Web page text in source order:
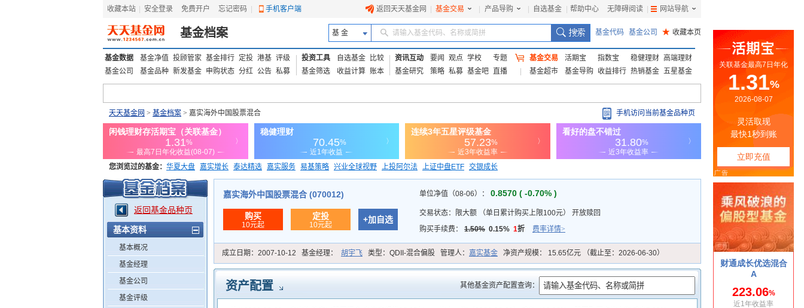
收藏本站 安全登录 免费开户 忘记密码 手机客户端 返回天天基金网 基金交易 产品导购 自选基金 帮助中心 无障碍阅读 网站导航
基金档案 基 金 请输入基金代码、名称或简拼 基金代码 基金公司 ★ 收藏本页
基金数据 基金净值 投顾管家 基金排行 定投 港基 评级
基金公司
基金品种 新发基金 申购状态 分红 公告 私募
投资工具 自选基金
比较
基金筛选
收益计算 账本
资讯互动 要闻 观点 学校
专题
基金研究
策略 私募 基金吧 直播
基金交易 活期宝 指数宝 稳健理财 高端理财
基金超市
基金导购 收益排行 热销基金 五星基金
天天基金网 > 基金档案 > 嘉实海外中国股票混合 手机访问当前基金品种页
您浏览过的基金： 华夏大盘 嘉实增长 泰达精选 嘉实服务 易基策略 兴业全球视野 上投阿尔法 上证中盘ETF 交银成长
添富优势 华安宏利 上证180价值ETF
返回基金品种页
基本资料
基本概况
基金经理
基金公司
基金评级
嘉实海外中国股票混合 (070012)
购买
10元起
定投
10元起
+加自选
单位净值（08-06）： 0.8570 ( -0.70% )
交易状态： 限大额 （单日累计购买上限100元）
开放赎回
购买手续费： 1.50% 0.15% 1折 费率详情>
成立日期： 2007-10-12 基金经理： 胡宇飞 类型： QDII-混合偏股 管理人： 嘉实基金 净资产规模： 15.65亿元 （截止至：2026-06-30）
资产配置 其他基金资产配置查询：